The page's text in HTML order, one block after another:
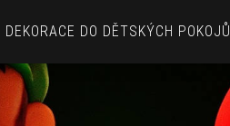
DEKORACE DO DĚTSKÝCH POKOJŮ